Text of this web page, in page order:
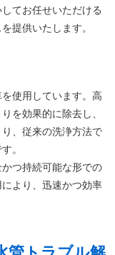
てお任せいただける
提供いたします。
使用しています。高
を効果的に除去し、
、従来の洗浄方法で
。
つ持続可能な形での
より、迅速かつ効率